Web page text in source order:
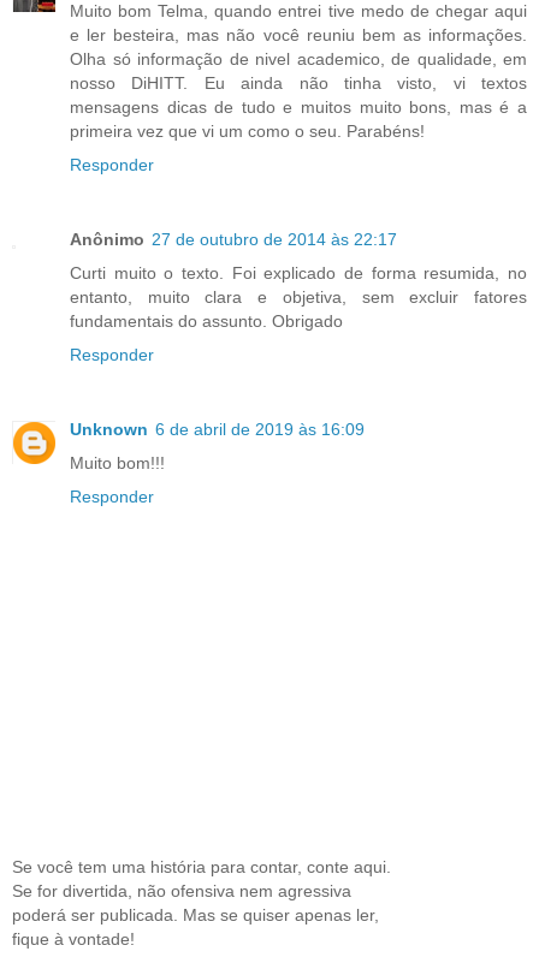
Muito bom Telma, quando entrei tive medo de chegar aqui
e ler besteira, mas não você reuniu bem as informações.
Olha só informação de nivel academico, de qualidade, em
nosso DiHITT. Eu ainda não tinha visto, vi textos
mensagens dicas de tudo e muitos muito bons, mas é a
primeira vez que vi um como o seu. Parabéns!
Responder
Anônimo 27 de outubro de 2014 às 22:17
Curti muito o texto. Foi explicado de forma resumida, no
entanto, muito clara e objetiva, sem excluir fatores
fundamentais do assunto. Obrigado
Responder
Unknown 6 de abril de 2019 às 16:09
Muito bom!!!
Responder
Se você tem uma história para contar, conte aqui.
Se for divertida, não ofensiva nem agressiva
poderá ser publicada. Mas se quiser apenas ler,
fique à vontade!